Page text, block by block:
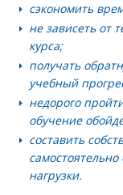
сэкономить
не зависеть от
курса;
получать
учебный
недорого
обучение
составить
нагрузки.